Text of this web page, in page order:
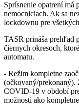
Sprísnenie opatrení
nemocniciach. Ak sa
lockdownu pre
TASR prináša prehľad
čiernych okresoch,
automatu.
- Režim kompletne
(očkovaný/prekonaný).
COVID-19 v období
možnosti ako